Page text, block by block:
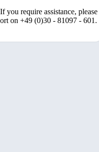
you require assistance, please
on +49 (0)30 - 81097 - 601.